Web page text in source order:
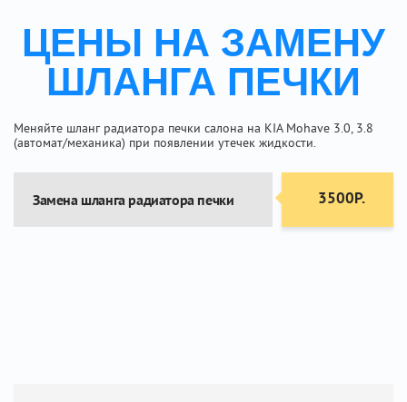
ЦЕНЫ НА ЗАМЕНУ
ШЛАНГА ПЕЧКИ
Меняйте шланг радиатора печки салона на KIA Mohave 3.0, 3.8
(автомат/механика) при появлении утечек жидкости.
Замена шланга радиатора печки 3500Р.